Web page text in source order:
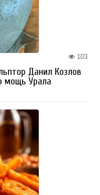
103
Данил Козлов
мощь Урала